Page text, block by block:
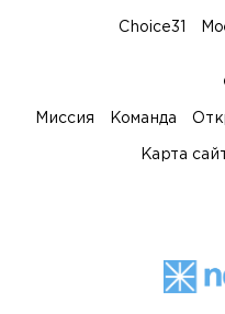
Choice31
Миссия Команда
Карта